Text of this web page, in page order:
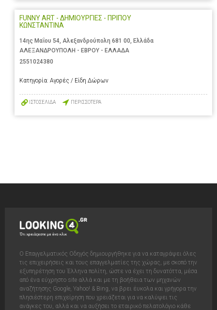
FUNNY ART - ΔΗΜΙΟΥΡΓΙΕΣ - ΠΡΙΠΟΥ
ΚΩΝΣΤΑΝΤΙΝΑ
14ης Μαΐου 54, Αλεξανδρούπολη 681 00, Ελλάδα
ΑΛΕΞΑΝΔΡΟΥΠΟΛΗ - ΕΒΡΟΥ - ΕΛΛΑΔΑ
2551024380
Κατηγορία: Αγορές / Είδη Δώρων
ΙΣΤΟΣΕΛΙΔΑ ΠΕΡΙΣΣΟΤΕΡΑ
Ο Επαγγελματικός Οδηγός δημιουργήθηκε για να καταγράψει όλες
τις επιχειρήσεις και τους επαγγελματίες της χώρας, με σκοπό την
εξυπηρέτηση του Έλληνα πολίτη, ώστε να έχει τη δυνατόττα, μέσα
από ένα εύχρηστο site αλλά και με τη βοήθεια των μηχανών
αναζήτησης Google, Yahoo! & Bing, να βρει έυκολα και γρήγορα την
πλησιέστερη επιχείρηση που χρειάζεται για να καλύψει τις
ανάγκες του, αλλά και να αυξήσει το εταιρικό πελατολόγιο κάθε